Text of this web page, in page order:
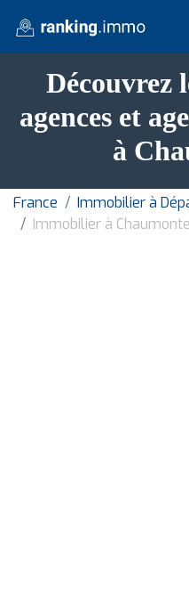
Découvrez
agences et
à
France
Immobilier à
Immobilier à